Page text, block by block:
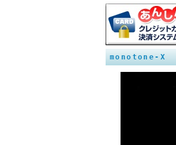
monotone-X